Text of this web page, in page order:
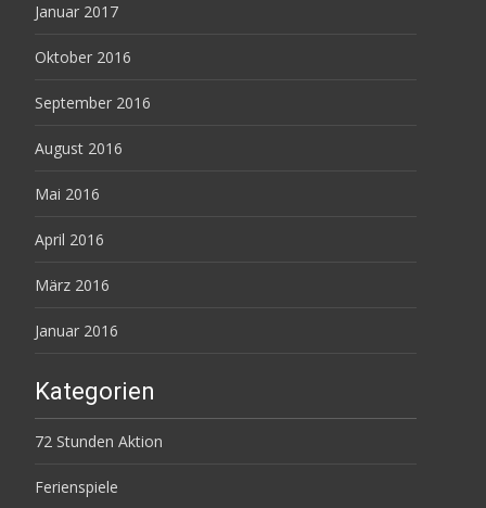
Januar 2017
Oktober 2016
September 2016
August 2016
Mai 2016
April 2016
März 2016
Januar 2016
Kategorien
72 Stunden Aktion
Ferienspiele